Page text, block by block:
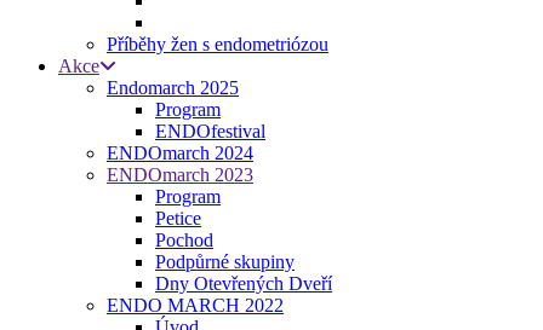
Příběhy žen s endometriózou
Akce
Endomarch 2025
Program
ENDOfestival
ENDOmarch 2024
ENDOmarch 2023
Program
Petice
Pochod
Podpůrné skupiny
Dny Otevřených Dveří
ENDO MARCH 2022